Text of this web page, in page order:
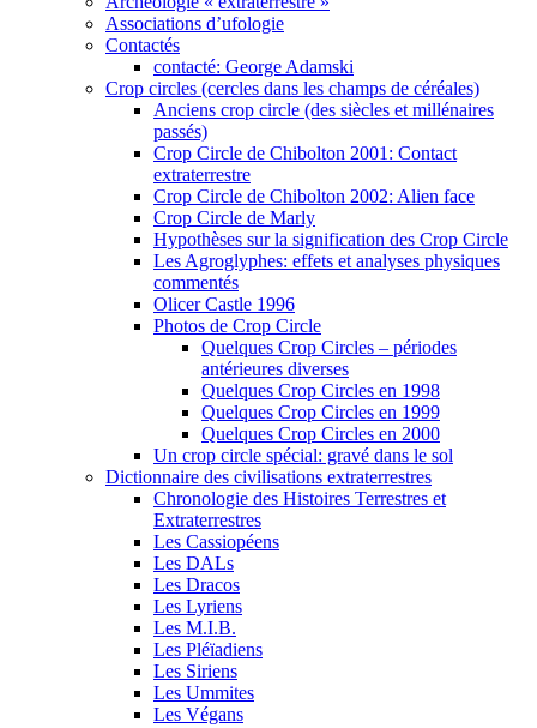
Associations d’ufologie
Contactés
contacté: George Adamski
Crop circles (cercles dans les champs de céréales)
Anciens crop circle (des siècles et millénaires
passés)
Crop Circle de Chibolton 2001: Contact
extraterrestre
Crop Circle de Chibolton 2002: Alien face
Crop Circle de Marly
Hypothèses sur la signification des Crop Circle
Les Agroglyphes: effets et analyses physiques
commentés
Olicer Castle 1996
Photos de Crop Circle
Quelques Crop Circles – périodes
antérieures diverses
Quelques Crop Circles en 1998
Quelques Crop Circles en 1999
Quelques Crop Circles en 2000
Un crop circle spécial: gravé dans le sol
Dictionnaire des civilisations extraterrestres
Chronologie des Histoires Terrestres et
Extraterrestres
Les Cassiopéens
Les DALs
Les Dracos
Les Lyriens
Les M.I.B.
Les Pléïadiens
Les Siriens
Les Ummites
Les Végans